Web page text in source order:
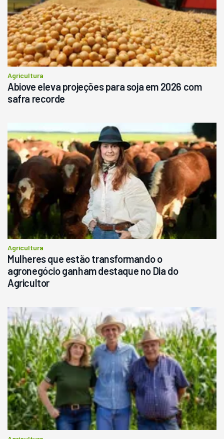
Agricultura
Abiove eleva projeções para soja em 2026 com
safra recorde
Agricultura
Mulheres que estão transformando o
agronegócio ganham destaque no Dia do
Agricultor